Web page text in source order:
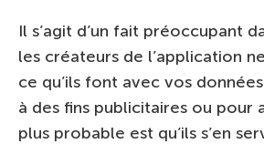
Il s’agit d’un fait préoccupant
les créateurs de l’application
ce qu’ils font avec vos
à des fins publicitaires ou pour
plus probable est qu’ils s’en